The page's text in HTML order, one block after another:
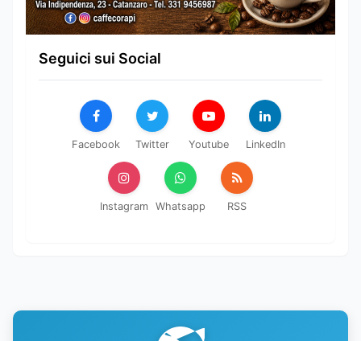
Seguici sui Social
Facebook Twitter Youtube LinkedIn
Instagram Whatsapp RSS